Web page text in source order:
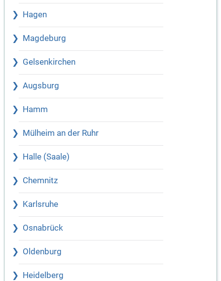
Hagen
Magdeburg
Gelsenkirchen
Augsburg
Hamm
Mülheim an der Ruhr
Halle (Saale)
Chemnitz
Karlsruhe
Osnabrück
Oldenburg
Heidelberg